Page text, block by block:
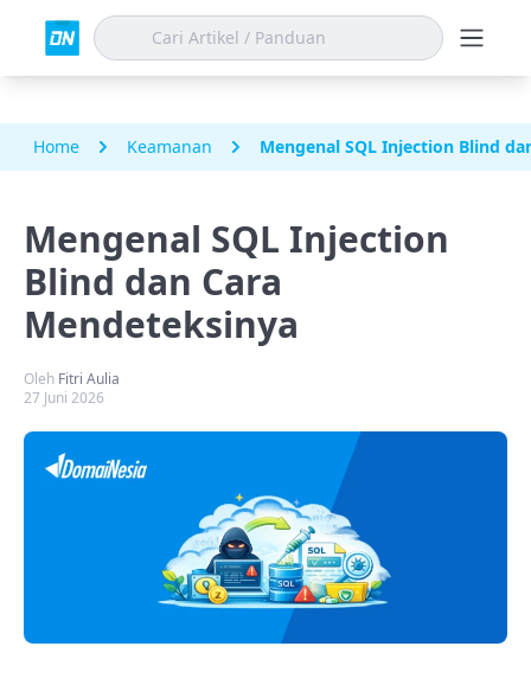
Home Keamanan Mengenal SQL Injection Blind
Mengenal SQL Injection
Blind dan Cara
Mendeteksinya
Oleh Fitri Aulia
27 Juni 2026